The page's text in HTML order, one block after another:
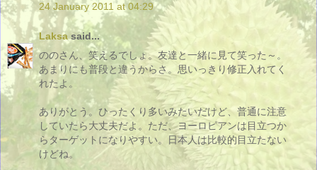
24 January 2011 at 04:29
Laksa said...
ののさん、笑えるでしょ。友達と一緒に見て笑った～。
あまりにも普段と違うからさ。思いっきり修正入れてく
れたよ。
ありがとう。ひったくり多いみたいだけど、普通に注意
していたら大丈夫だよ。ただ、ヨーロピアンは目立つか
らターゲットになりやすい。日本人は比較的目立たない
けどね。